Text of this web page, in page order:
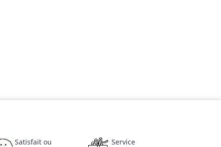
Satisfait ou
Service